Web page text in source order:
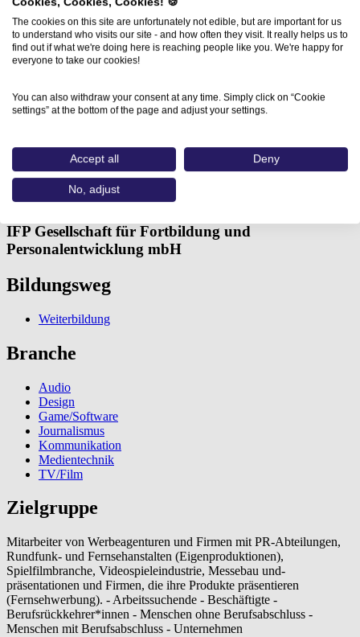
Adobe® Premiere® (IFP Gesellschaft…
Adobe® Premiere®
IFP Gesellschaft für Fortbildung und
Personalentwicklung mbH
Bildungsweg
Weiterbildung
Branche
Audio
Design
Game/Software
Journalismus
Kommunikation
Medientechnik
TV/Film
Zielgruppe
Mitarbeiter von Werbeagenturen und Firmen mit PR-Abteilungen,
Rundfunk- und Fernsehanstalten (Eigenproduktionen),
Spielfilmbranche, Videospieleindustrie, Messebau und-
präsentationen und Firmen, die ihre Produkte präsentieren
(Fernsehwerbung). - Arbeitssuchende - Beschäftigte -
Berufsrückkehrer*innen - Menschen ohne Berufsabschluss -
Menschen mit Berufsabschluss - Unternehmen
The cookies on this site are unfortunately not edible, but are important for us
to understand who visits our site - and how often they visit. It really helps us to
find out if what we're doing here is reaching people like you. We're happy for
everyone to take our cookies!
You can also withdraw your consent at any time. Simply click on “Cookie
settings” at the bottom of the page and adjust your settings.
Accept all Deny
No, adjust